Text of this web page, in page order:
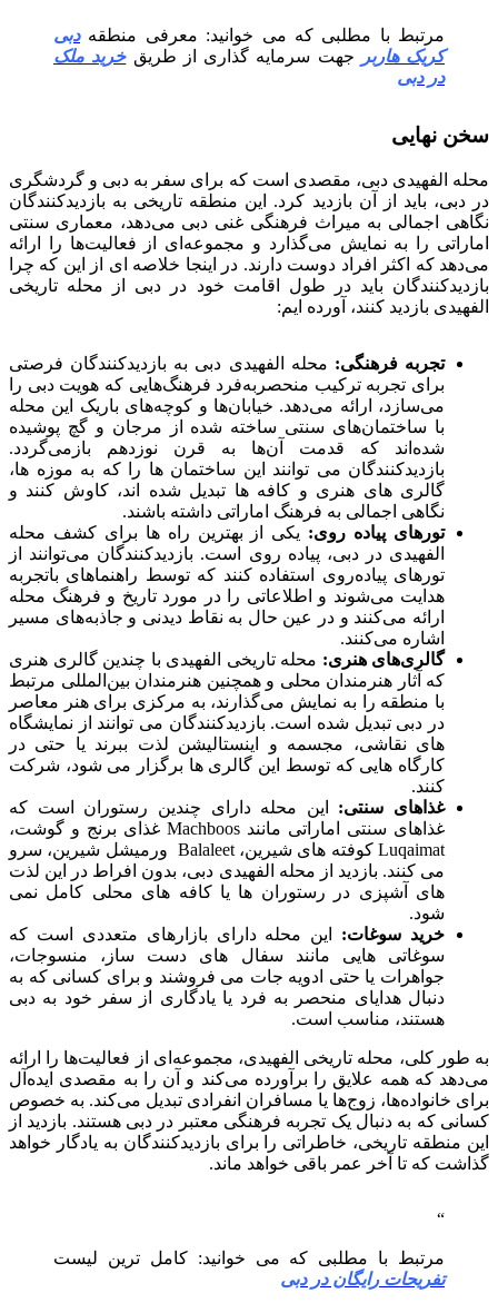
مرتبط با مطلبی که می خوانید: معرفی منطقهدبی
کریک هاربر
جهت سرمایه گذاری از طریقخرید ملک
در دبی
سخن نهایی
محله الفهیدی دبی، مقصدی است که برای سفر به دبی و گردشگری
در دبی، باید از آن بازدید کرد. این منطقه تاریخی به بازدیدکنندگان
نگاهی اجمالی به میراث فرهنگی غنی دبی می‌دهد، معماری سنتی
اماراتی را به نمایش می‌گذارد و مجموعه‌ای از فعالیت‌ها را ارائه
می‌دهد که اکثر افراد دوست دارند. در اینجا خلاصه ای از این که چرا
بازدیدکنندگان باید در طول اقامت خود در دبی از محله تاریخی
الفهیدی بازدید کنند، آورده ایم:
تجربه فرهنگی: محله الفهیدی دبی به بازدیدکنندگان فرصتی
برای تجربه ترکیب منحصربه‌فرد فرهنگ‌هایی که هویت دبی را
می‌سازد، ارائه می‌دهد. خیابان‌ها و کوچه‌های باریک این محله
با ساختمان‌های سنتی ساخته شده از مرجان و گچ پوشیده
شده‌اند که قدمت آن‌ها به قرن نوزدهم بازمی‌گردد.
بازدیدکنندگان می توانند این ساختمان ها را که به موزه ها،
گالری های هنری و کافه ها تبدیل شده اند، کاوش کنند و
نگاهی اجمالی به فرهنگ اماراتی داشته باشند.
تورهای پیاده روی: یکی از بهترین راه ها برای کشف محله
الفهیدی در دبی، پیاده روی است. بازدیدکنندگان می‌توانند از
تورهای پیاده‌روی استفاده کنند که توسط راهنماهای باتجربه
هدایت می‌شوند و اطلاعاتی را در مورد تاریخ و فرهنگ محله
ارائه می‌کنند و در عین حال به نقاط دیدنی و جاذبه‌های مسیر
اشاره می‌کنند.
گالری‌های هنری: محله تاریخی الفهیدی با چندین گالری هنری
که آثار هنرمندان محلی و همچنین هنرمندان بین‌المللی مرتبط
با منطقه را به نمایش می‌گذارند، به مرکزی برای هنر معاصر
در دبی تبدیل شده است. بازدیدکنندگان می توانند از نمایشگاه
های نقاشی، مجسمه و اینستالیشن لذت ببرند یا حتی در
کارگاه هایی که توسط این گالری ها برگزار می شود، شرکت
کنند.
غذاهای سنتی: این محله دارای چندین رستوران است که
غذاهای سنتی اماراتی مانند Machboos غذای برنج و گوشت،
Luqaimat کوفته های شیرین، Balaleet ورمیشل شیرین، سرو
می کنند. بازدید از محله الفهیدی دبی، بدون افراط در این لذت
های آشپزی در رستوران ها یا کافه های محلی کامل نمی
شود.
خرید سوغات: این محله دارای بازارهای متعددی است که
سوغاتی هایی مانند سفال های دست ساز، منسوجات،
جواهرات یا حتی ادویه جات می فروشند و برای کسانی که به
دنبال هدایای منحصر به فرد یا یادگاری از سفر خود به دبی
هستند، مناسب است.
به طور کلی، محله تاریخی الفهیدی، مجموعه‌ای از فعالیت‌ها را ارائه
می‌دهد که همه علایق را برآورده می‌کند و آن را به مقصدی ایده‌آل
برای خانواده‌ها، زوج‌ها یا مسافران انفرادی تبدیل می‌کند. به خصوص
کسانی که به دنبال یک تجربه فرهنگی معتبر در دبی هستند. بازدید از
این منطقه تاریخی، خاطراتی را برای بازدیدکنندگان به یادگار خواهد
گذاشت که تا آخر عمر باقی خواهد ماند.
مرتبط با مطلبی که می خوانید: کامل ترین لیست
تفریحات رایگان در دبی